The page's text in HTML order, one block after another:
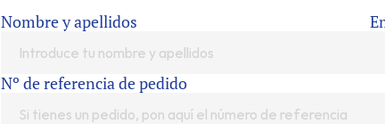
Nombre y apellidos
Nº de referencia de pedido